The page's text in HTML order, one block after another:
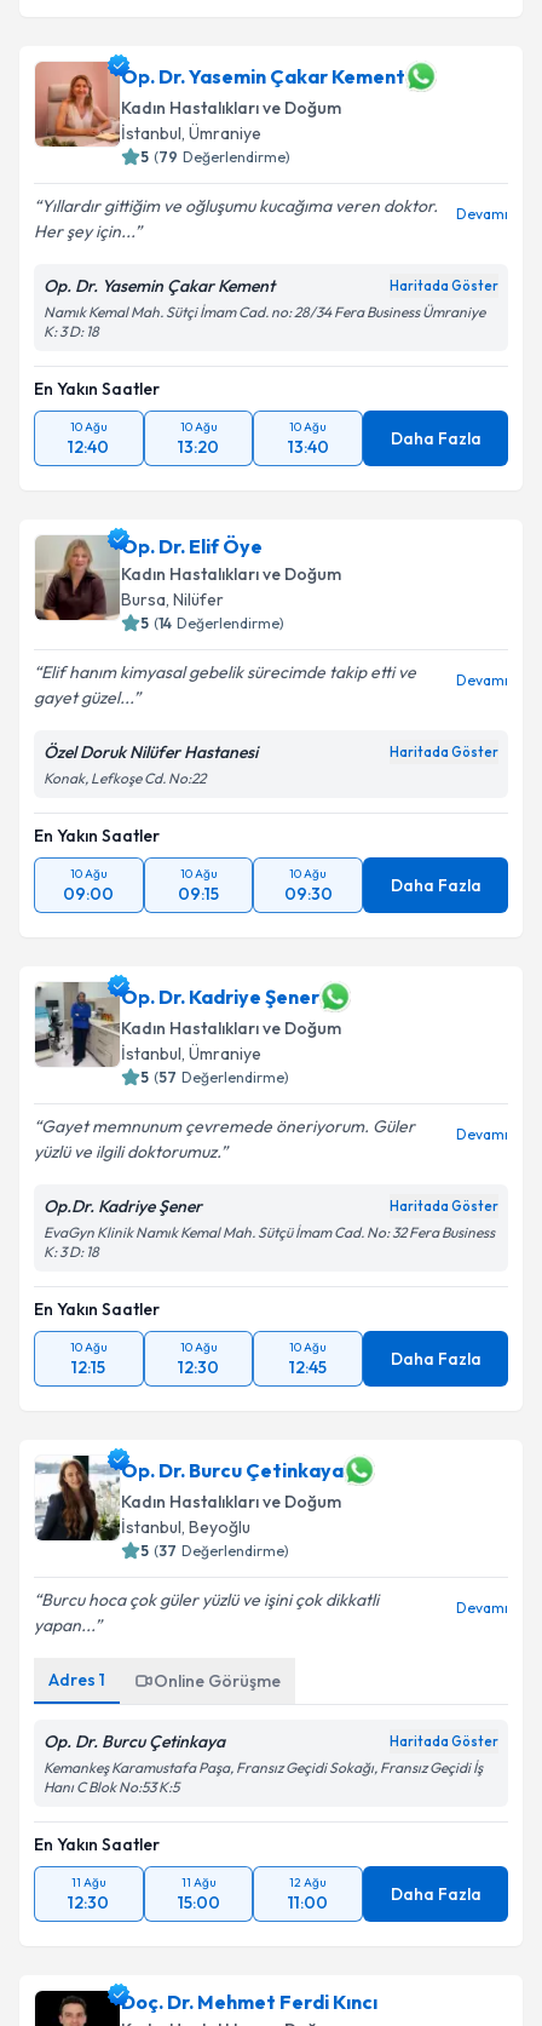
Op. Dr. Yasemin Çakar Kement
Kadın Hastalıkları ve Doğum
İstanbul, Ümraniye
5 (79 Değerlendirme)
Yıllardır gittiğim ve oğluşumu kucağıma veren doktor.
Her şey için...
Devamı
Op. Dr. Yasemin Çakar Kement Haritada Göster
Namık Kemal Mah. Sütçi İmam Cad. no: 28/34 Fera Business Ümraniye
K: 3 D: 18
En Yakın Saatler
10 Ağu
12:40
10 Ağu
13:20
10 Ağu
13:40 Daha Fazla
Op. Dr. Elif Öye
Kadın Hastalıkları ve Doğum
Bursa, Nilüfer
5 (14 Değerlendirme)
Elif hanım kimyasal gebelik sürecimde takip etti ve
gayet güzel...
Devamı
Özel Doruk Nilüfer Hastanesi Haritada Göster
Konak, Lefkoşe Cd. No:22
En Yakın Saatler
10 Ağu
09:00
10 Ağu
09:15
10 Ağu
09:30 Daha Fazla
Op. Dr. Kadriye Şener
Kadın Hastalıkları ve Doğum
İstanbul, Ümraniye
5 (57 Değerlendirme)
Gayet memnunum çevremede öneriyorum. Güler
yüzlü ve ilgili doktorumuz.
Devamı
Op.Dr. Kadriye Şener Haritada Göster
EvaGyn Klinik Namık Kemal Mah. Sütçü İmam Cad. No: 32 Fera Business
K: 3 D: 18
En Yakın Saatler
10 Ağu
12:15
10 Ağu
12:30
10 Ağu
12:45 Daha Fazla
Op. Dr. Burcu Çetinkaya
Kadın Hastalıkları ve Doğum
İstanbul, Beyoğlu
5 (37 Değerlendirme)
Burcu hoca çok güler yüzlü ve işini çok dikkatli
yapan...
Devamı
Adres 1 Online Görüşme
Op. Dr. Burcu Çetinkaya Haritada Göster
Kemankeş Karamustafa Paşa, Fransız Geçidi Sokağı, Fransız Geçidi İş
Hanı C Blok No:53 K:5
En Yakın Saatler
11 Ağu
12:30
11 Ağu
15:00
12 Ağu
11:00 Daha Fazla
Doç. Dr. Mehmet Ferdi Kıncı